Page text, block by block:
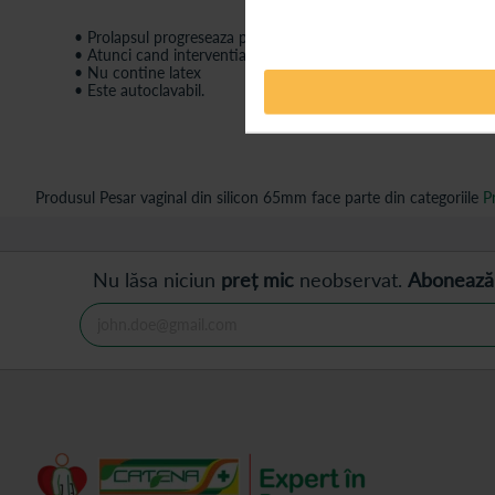
• Prolapsul progreseaza permanent si de la un moment
• Atunci cand interventia chirurgicala este imposibila,
• Nu contine latex
• Este autoclavabil.
Produsul Pesar vaginal din silicon 65mm face parte din categoriile
Nu lăsa niciun preț mic neobservat.